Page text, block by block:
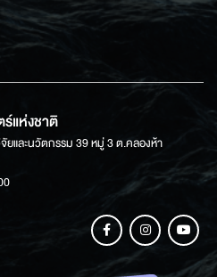
แห่งชาติ
และนวัตกรรม 39 หมู่ 3 ต.คลองห้า